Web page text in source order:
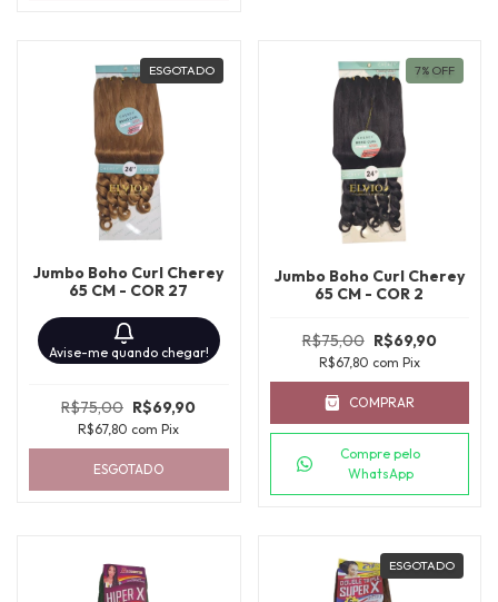
ESGOTADO
Jumbo Boho Curl Cherey
65 CM - COR 27
Avise-me quando chegar!
R$75,00 R$69,90
R$67,80 com Pix
ESGOTADO
7% OFF
Jumbo Boho Curl Cherey
65 CM - COR 2
R$75,00 R$69,90
R$67,80 com Pix
COMPRAR
Compre pelo
WhatsApp
ESGOTADO